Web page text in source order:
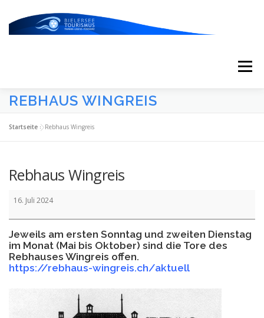
Menü
ESSEN/TRINKEN/SCHLAFEN
ÜBER UNS
REBHAUS WINGREIS
Startseite »Rebhaus Wingreis
Rebhaus Wingreis
Rebhaus
Wingreis
16. Juli 2024
Jeweils am ersten Sonntag und zweiten Dienstag
im Monat (Mai bis Oktober) sind die Tore des
Rebhauses Wingreis offen.
https://rebhaus-wingreis.ch/aktuell